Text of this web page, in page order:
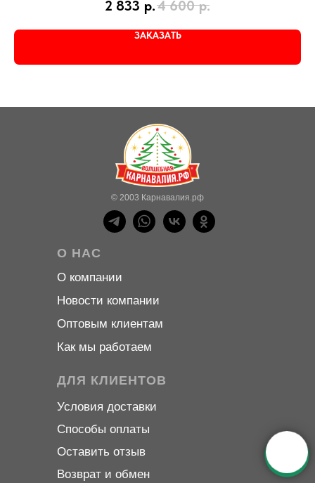
2 833 р.4 600 р.
ЗАКАЗАТЬ
О НАС
ДЛЯ КЛИЕНТОВ
© 2003 Карнавалия.рф
Условия доставки
Возврат и обмен
Способы оплаты
Оставить отзыв
О компании
Оптовым клиентам
Новости компании
Как мы работаем